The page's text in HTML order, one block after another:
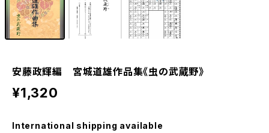
安藤政輝編 宮城道雄作品集《虫の武蔵野》
¥1,320
International shipping available